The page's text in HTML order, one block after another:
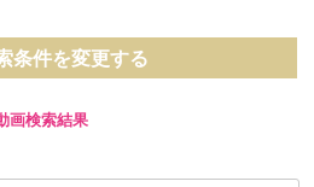
条件を変更する
画検索結果